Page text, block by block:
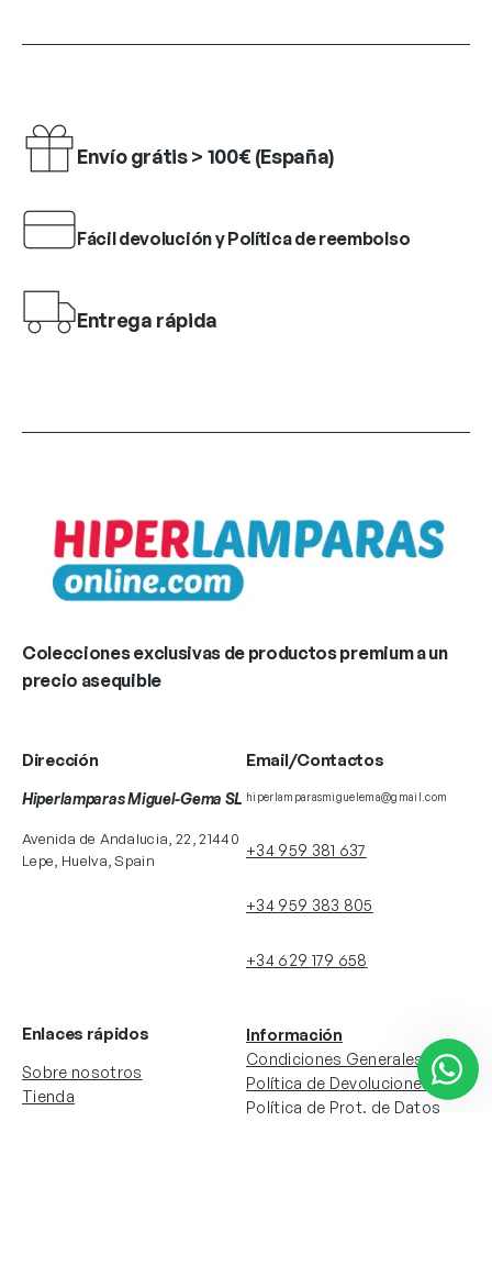
Envío grátis > 100€ (España)
Fácil devolución y Política de reembolso
Entrega rápida
Colecciones exclusivas de productos premium a un
precio asequible
Dirección
Hiperlamparas Miguel-Gema SL
Avenida de Andalucia, 22, 21440
Lepe, Huelva, Spain
Email/Contactos
hiperlamparasmiguelema@gmail.com
+34 959 381 637
+34 959 383 805
+34 629 179 658
Enlaces rápidos
Sobre nosotros
Tienda
Información
Condiciones Generales
Política de Devoluciones
Política de Prot. de Datos